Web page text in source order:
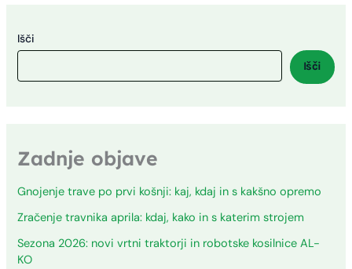
Išči
Išči
Zadnje objave
Gnojenje trave po prvi košnji: kaj, kdaj in s kakšno opremo
Zračenje travnika aprila: kdaj, kako in s katerim strojem
Sezona 2026: novi vrtni traktorji in robotske kosilnice AL-
KO